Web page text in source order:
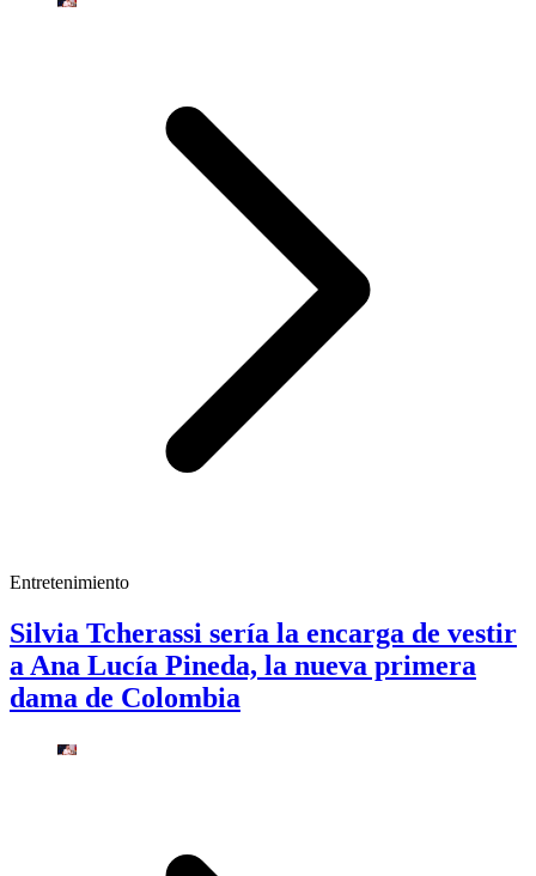
Entretenimiento
Silvia Tcherassi sería la encarga de vestir
a Ana Lucía Pineda, la nueva primera
dama de Colombia